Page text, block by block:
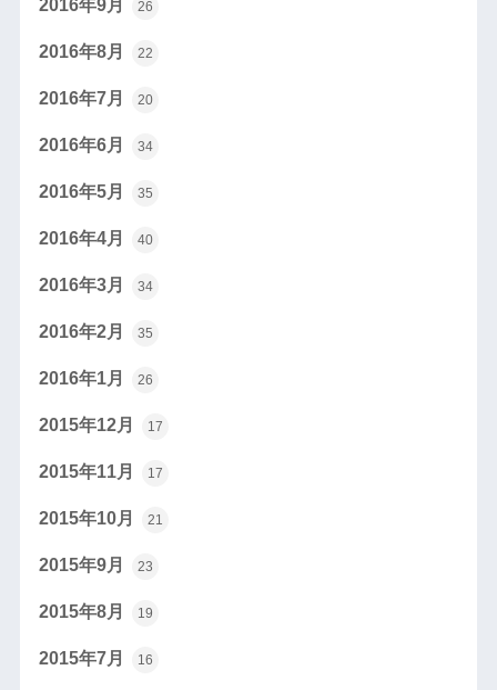
2016年9月 26
2016年8月 22
2016年7月 20
2016年6月 34
2016年5月 35
2016年4月 40
2016年3月 34
2016年2月 35
2016年1月 26
2015年12月 17
2015年11月 17
2015年10月 21
2015年9月 23
2015年8月 19
2015年7月 16